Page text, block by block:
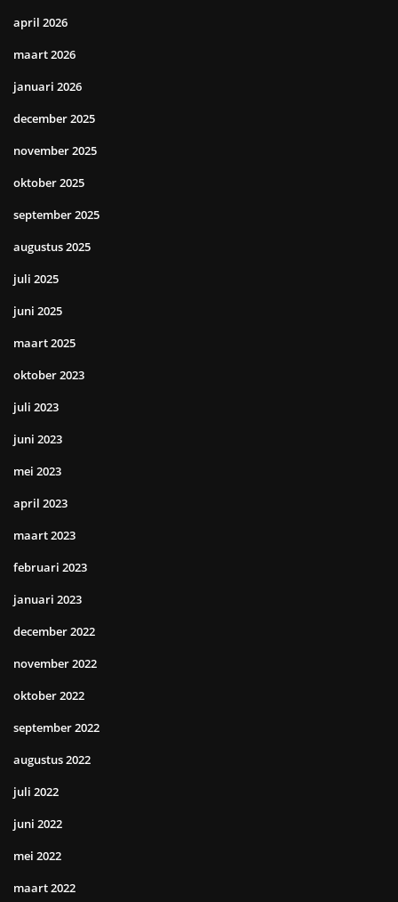
april 2026
maart 2026
januari 2026
december 2025
november 2025
oktober 2025
september 2025
augustus 2025
juli 2025
juni 2025
maart 2025
oktober 2023
juli 2023
juni 2023
mei 2023
april 2023
maart 2023
februari 2023
januari 2023
december 2022
november 2022
oktober 2022
september 2022
augustus 2022
juli 2022
juni 2022
mei 2022
maart 2022